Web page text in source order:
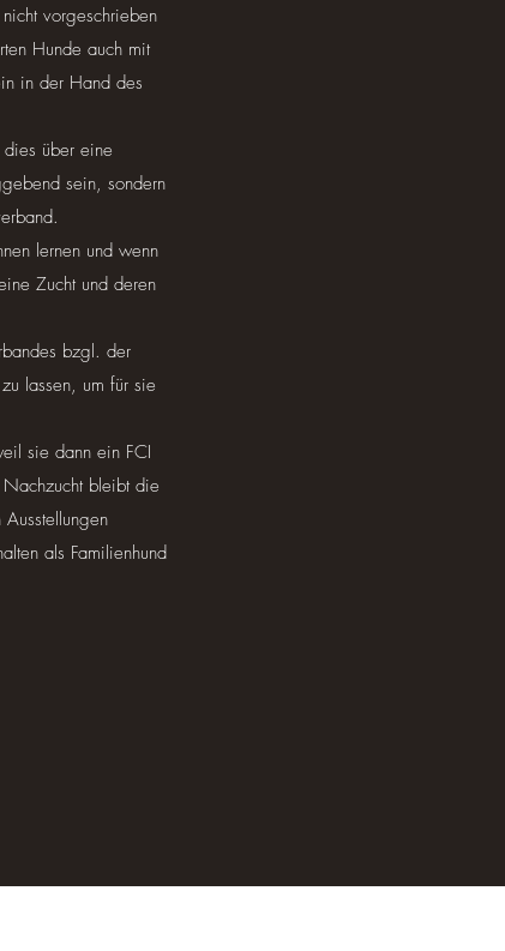
vorgeschrieben
Hunde auch mit
in der Hand des
dies über eine
sein, sondern
lernen und wenn
Zucht und deren
bzgl. der
lassen, um für sie
sie dann ein FCI
bleibt die
als Familienhund